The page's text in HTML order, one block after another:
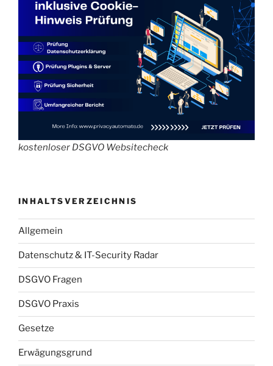
kostenloser DSGVO Websitecheck
INHALTSVERZEICHNIS
Allgemein
Datenschutz & IT-Security Radar
DSGVO Fragen
DSGVO Praxis
Gesetze
Erwägungsgrund